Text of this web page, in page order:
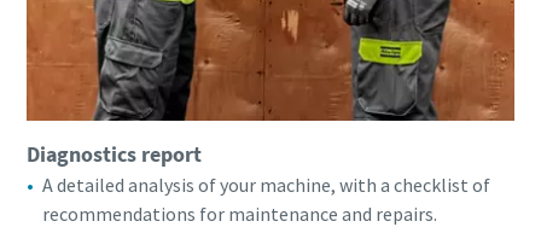
Diagnostics report
A detailed analysis of your machine, with a checklist of
recommendations for maintenance and repairs.